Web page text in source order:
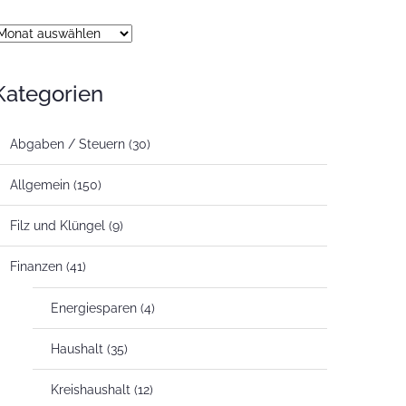
Abgaben / Steuern (30)
Allgemein (150)
Filz und Klüngel (9)
Finanzen (41)
Energiesparen (4)
Haushalt (35)
Kreishaushalt (12)